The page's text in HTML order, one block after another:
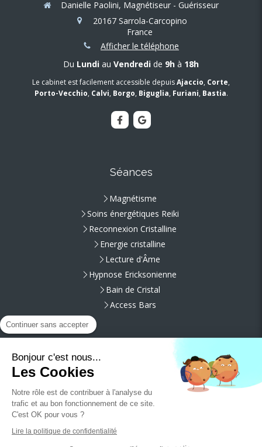
Danielle Paolini, Magnétiseur - Guérisseur
20167 Sarrola-Carcopino
France
Afficher le téléphone
Du Lundi au Vendredi de 9h à 18h
Le cabinet est facilement accessible depuisAjaccio, Corte,
Porto-Vecchio, Calvi, Borgo, Biguglia, Furiani, Bastia.
Séances
Magnétisme
Soins énergétiques Reiki
Reconnexion Cristalline
Energie cristalline
Lecture d'Âme
Hypnose Ericksonienne
Bain de Cristal
Access Bars
20167
France
Afficher le téléphone
dicietdailleurs.sas@gmail.com
Siret : 880 103 148 00016 APE : 9609 Z
© 2016 Danielle Paolini. Tous droits réservés.
Continuer sans accepter
Bonjour c'est nous...
Les Cookies
Notre rôle est de contribuer à l'analyse du
trafic et au bon fonctionnement de ce site.
C'est OK pour vous ?
Lire la politique de confidentialité